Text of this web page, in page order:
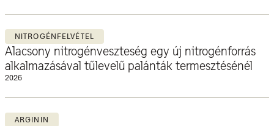
NITROGÉNFELVÉTEL
Alacsony nitrogénveszteség egy új nitrogénforrás
alkalmazásával tűlevelű palánták termesztésénél
2026
ARGININ